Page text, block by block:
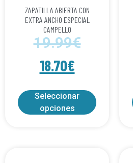
ZAPATILLA ABIERTA CON
EXTRA ANCHO ESPECIAL
CAMPELLO
19.99€
18.70€
Seleccionar
opciones